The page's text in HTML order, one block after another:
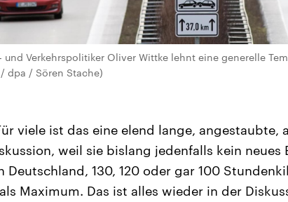
und Verkehrspolitiker Oliver Wittke lehnt eine generelle
dpa / Sören Stache)
viele ist das eine elend lange, angestaubte,
weil sie bislang jedenfalls kein neues
Deutschland, 130, 120 oder gar 100
Maximum. Das ist alles wieder in der